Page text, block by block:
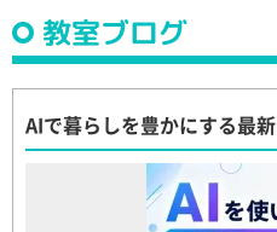
教室ブログ
AIで暮らしを豊かにする最